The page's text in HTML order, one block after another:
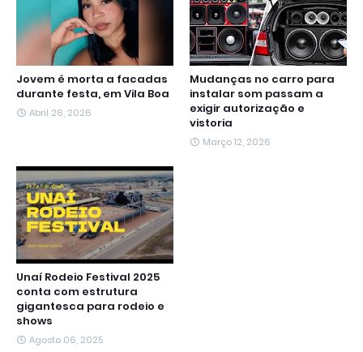
Jovem é morta a facadas
durante festa, em Vila Boa
Abril 26, 2026
Mudanças no carro para
instalar som passam a
exigir autorização e
vistoria
Março 12, 2026
Unaí Rodeio Festival 2025
conta com estrutura
gigantesca para rodeio e
shows
Agosto 06, 2025